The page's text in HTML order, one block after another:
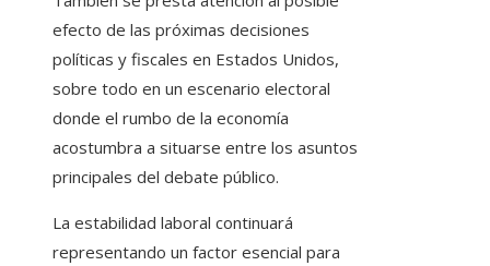
efecto de las próximas decisiones
políticas y fiscales en Estados Unidos,
sobre todo en un escenario electoral
donde el rumbo de la economía
acostumbra a situarse entre los asuntos
principales del debate público.
La estabilidad laboral continuará
representando un factor esencial para